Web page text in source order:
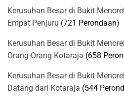
Kerusuhan Besar di Bukit
Empat Penjuru (721 Perondaan)
Kerusuhan Besar di Bukit
Orang-Orang Kotaraja (658
Kerusuhan Besar di Bukit
Datang dari Kotaraja (544